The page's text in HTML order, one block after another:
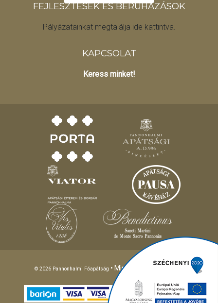
FEJLESZTÉSEK ÉS BERUHÁZÁSOK
Pályázatainkat megtalálja ide kattintva.
KAPCSOLAT
Keress minket!
© 2026 Pannonhalmi Főapátság • Minden jog fenntartva!
Different